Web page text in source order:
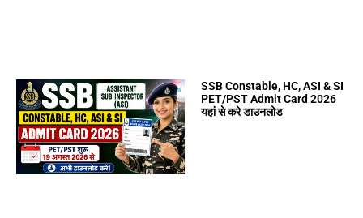
SSB Constable, HC, ASI & SI
PET/PST Admit Card 2026
यहां से करे डाउनलोड